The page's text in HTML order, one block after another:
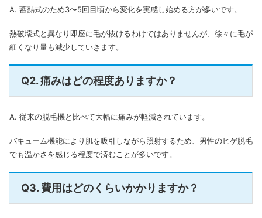
A. 蓄熱式のため3〜5回目頃から変化を実感し始める方が多いです。
熱破壊式と異なり即座に毛が抜けるわけではありませんが、徐々に毛が
細くなり量も減少していきます。
Q2. 痛みはどの程度ありますか？
A. 従来の脱毛機と比べて大幅に痛みが軽減されています。
バキューム機能により肌を吸引しながら照射するため、男性のヒゲ脱毛
でも温かさを感じる程度で済むことが多いです。
Q3. 費用はどのくらいかかりますか？